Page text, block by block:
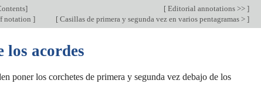
] [ Editorial annotations >> ]
notation ] [ Casillas de primera y segunda vez en varios pentagramas > ]
los acordes
poner los corchetes de primera y segunda vez debajo de los